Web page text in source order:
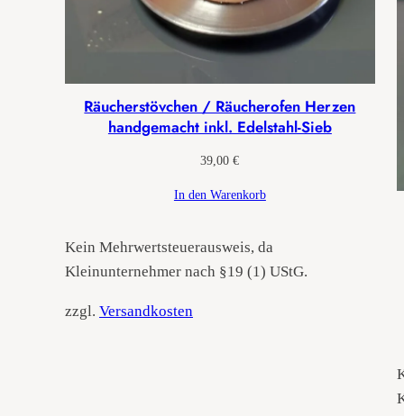
Räucherstövchen / Räucherofen Herzen
handgemacht inkl. Edelstahl-Sieb
39,00€
In den Warenkorb
Kein Mehrwertsteuerausweis, da
Kleinunternehmer nach §19 (1) UStG.
zzgl. Versandkosten